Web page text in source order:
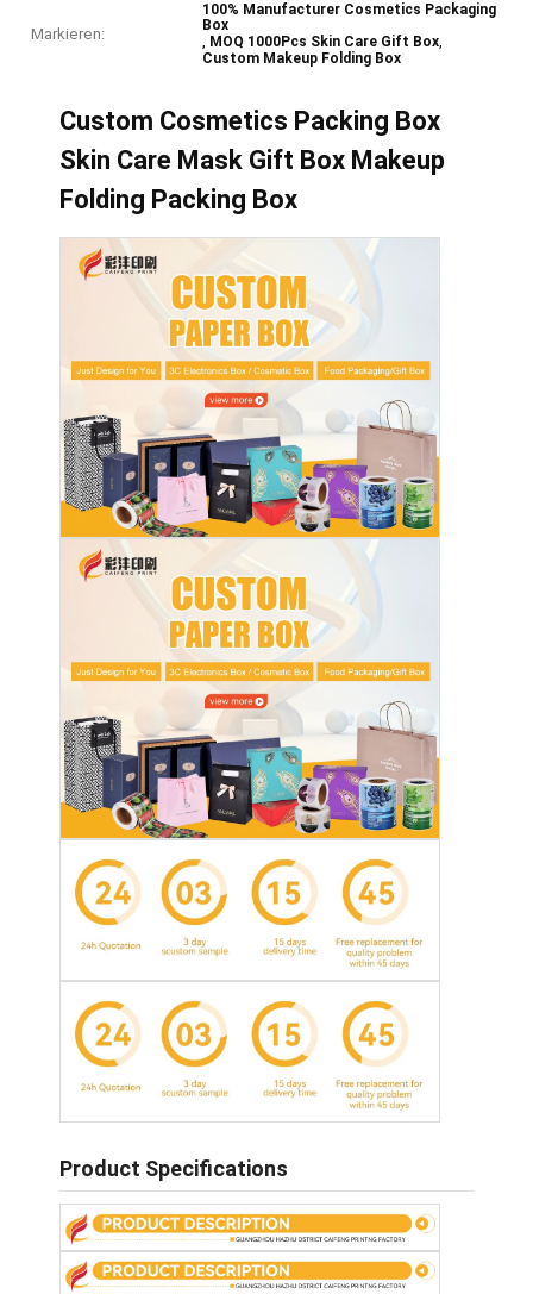
Heim
Produkte
Über uns
Markieren:
100% Manufacturer Cosmetics Packaging
Box
, MOQ 1000Pcs Skin Care Gift Box,
Custom Makeup Folding Box
Custom Cosmetics Packing Box
Skin Care Mask Gift Box Makeup
Folding Packing Box
Product Specifications